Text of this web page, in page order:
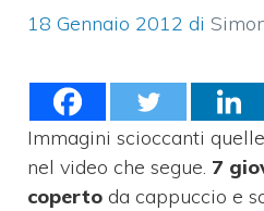
18 Gennaio 2012 di
Immagini scioccanti
nel video che segue. 7
coperto da cappuccio e